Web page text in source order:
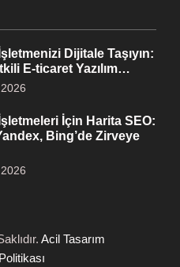
Dijitale Taşıyın:
E-ticaret Yazılım…
İçin Harita SEO:
Bing’de Zirveye
Acil Tasarım